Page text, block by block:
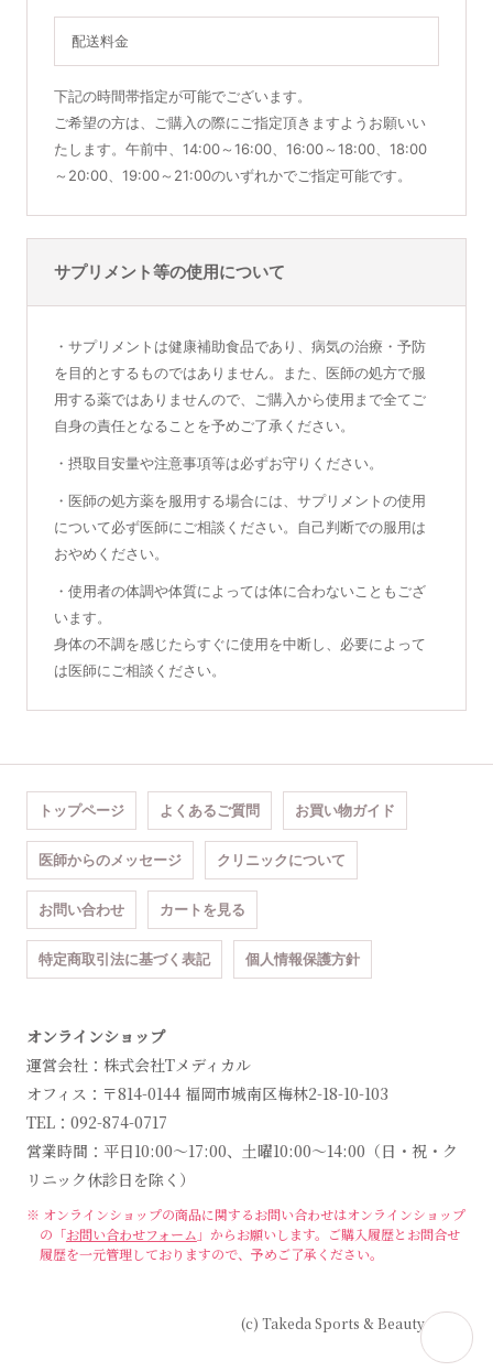
配送料金
下記の時間帯指定が可能でございます。
ご希望の方は、ご購入の際にご指定頂きますようお願いい
たします。午前中、14:00～16:00、16:00～18:00、18:00
～20:00、19:00～21:00のいずれかでご指定可能です。
サプリメント等の使用について
・サプリメントは健康補助食品であり、病気の治療・予防
を目的とするものではありません。また、医師の処方で服
用する薬ではありませんので、ご購入から使用まで全てご
自身の責任となることを予めご了承ください。
・摂取目安量や注意事項等は必ずお守りください。
・医師の処方薬を服用する場合には、サプリメントの使用
について必ず医師にご相談ください。自己判断での服用は
おやめください。
・使用者の体調や体質によっては体に合わないこともござ
います。
身体の不調を感じたらすぐに使用を中断し、必要によって
は医師にご相談ください。
トップページ よくあるご質問 お買い物ガイド
医師からのメッセージ クリニックについて
お問い合わせ カートを見る
特定商取引法に基づく表記 個人情報保護方針
オンラインショップ
運営会社：株式会社Tメディカル
オフィス：〒814-0144 福岡市城南区梅林2-18-10-103
TEL：092-874-0717
営業時間：平日10:00～17:00、土曜10:00～14:00（日・祝・ク
リニック休診日を除く）
※ オンラインショップの商品に関するお問い合わせはオンラインショップ
の「お問い合わせフォーム 」からお願いします。 ご購入履歴とお問合せ
履歴を一元管理しておりますので、予めご了承ください。
(c) Takeda Sports & Beauty Clinic